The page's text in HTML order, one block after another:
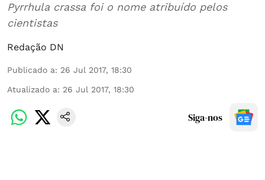
Pyrrhula crassa foi o nome atribuído pelos
cientistas
Redação DN
Publicado a: 26 Jul 2017, 18:30
Atualizado a: 26 Jul 2017, 18:30
Siga-nos